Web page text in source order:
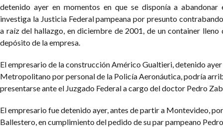
detenido ayer en momentos en que se disponía a abandonar
investiga la Justicia Federal pampeana por presunto
a raíz del hallazgo, en diciembre de 2001, de un container lleno
depósito de la empresa.
El empresario de la construcción Américo Gualtieri, detenido
Metropolitano por personal de la Policía Aeronáutica, podría
presentarse ante el Juzgado Federal a cargo del doctor Pedro
El empresario fue detenido ayer, antes de partir a Montevideo,
Ballestero, en cumplimiento del pedido de su par pampeano